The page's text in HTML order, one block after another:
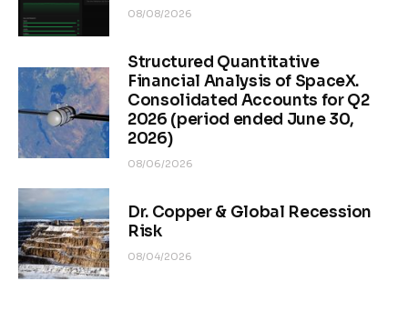
08/08/2026
Structured Quantitative
Financial Analysis of SpaceX.
Consolidated Accounts for Q2
2026 (period ended June 30,
2026)
08/06/2026
Dr. Copper & Global Recession
Risk
08/04/2026